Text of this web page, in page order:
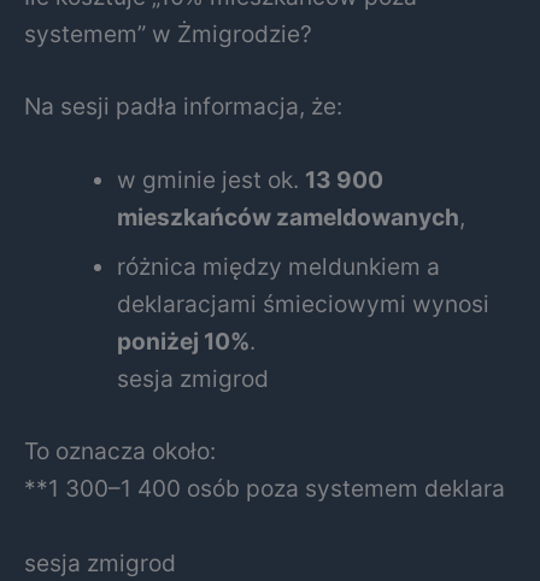
systemem” w Żmigrodzie?
Na sesji padła informacja, że:
w gminie jest ok. 13 900
mieszkańców zameldowanych,
różnica między meldunkiem a
deklaracjami śmieciowymi wynosi
poniżej 10%.
sesja zmigrod
To oznacza około:
**1 300–1 400 osób poza systemem deklara
sesja zmigrod